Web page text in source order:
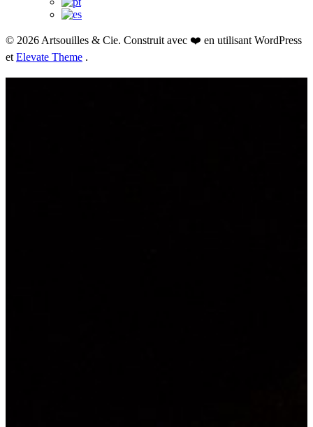
© 2026 Artsouilles & Cie. Construit avec ❤️ en utilisant WordPress
et Elevate Theme .